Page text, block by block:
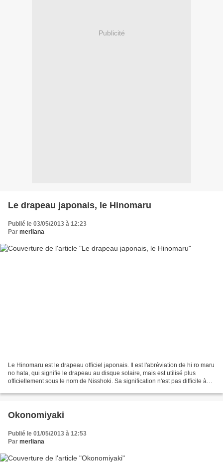
Publicité
Le drapeau japonais, le Hinomaru
Publié le 03/05/2013 à 12:23
Par merliana
Le Hinomaru est le drapeau officiel japonais. Il est l'abréviation de hi ro maru
no hata, qui signifie le drapeau au disque solaire, mais est utilisé plus
officiellement sous le nom de Nisshoki. Sa signification n'est pas difficile à
Okonomiyaki
Publié le 01/05/2013 à 12:53
Par merliana